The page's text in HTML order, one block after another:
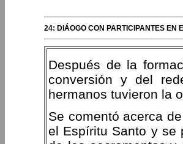
24: DIÁOGO CON PARTICIPANTES EN
Después de la
conversión y del
hermanos tuvieron la
Se comentó acerca
el Espíritu Santo y se